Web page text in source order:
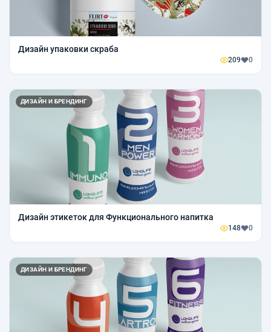
Дизайн упаковки скраба
209 0
ДИЗАЙН И БРЕНДИНГ
Дизайн этикеток для Функционального напитка
148 0
ДИЗАЙН И БРЕНДИНГ